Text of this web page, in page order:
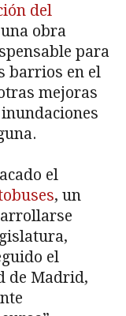
del
obra
para
barrios en el
mejoras
el
, un
el
de Madrid,